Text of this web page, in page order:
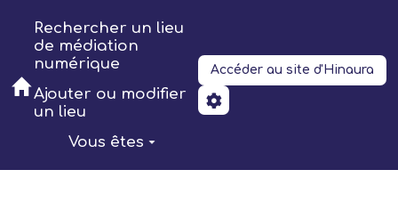
Aller au contenu principal
Rechercher un lieu
de médiation
numérique
Ajouter ou modifier
un lieu
Vous êtes
Accéder au site d'Hinaura